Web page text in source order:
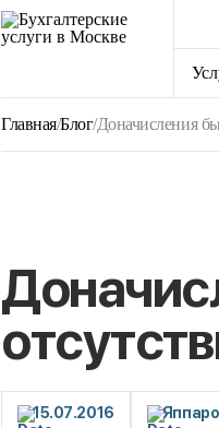
Главная/Блог/Доначисления
15.07.2016